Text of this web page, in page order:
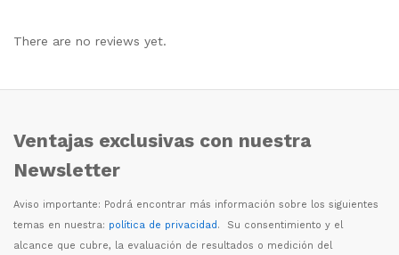
There are no reviews yet.
Ventajas exclusivas con nuestra
Newsletter
Aviso importante: Podrá encontrar más información sobre los siguientes
temas en nuestra: política de privacidad. Su consentimiento y el
alcance que cubre, la evaluación de resultados o medición del